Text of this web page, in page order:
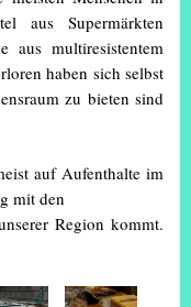
aus Supermärkten
aus multiresistentem
haben sich selbst
zu bieten sind
auf Aufenthalte im
mit den
Region kommt.